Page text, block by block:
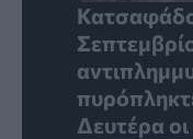
Δευτέρα οι